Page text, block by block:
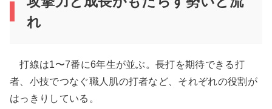
れ
打線は1〜7番に6年生が並ぶ。長打を期待できる打
者、小技でつなぐ職人肌の打者など、それぞれの役割が
はっきりしている。